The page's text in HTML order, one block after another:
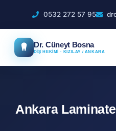
0532 272 57 95
Dr. Cüneyt Bosna
DİŞ HEKİMİ · KIZILAY / ANKARA
Ankara